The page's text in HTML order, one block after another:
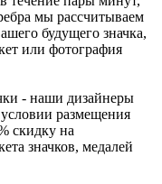
мы рассчитываем
будущего значка,
или фотография
- наши дизайнеры
условии размещения
скидку на
значков, медалей